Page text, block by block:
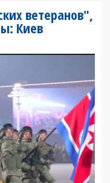
ветеранов",
Киев